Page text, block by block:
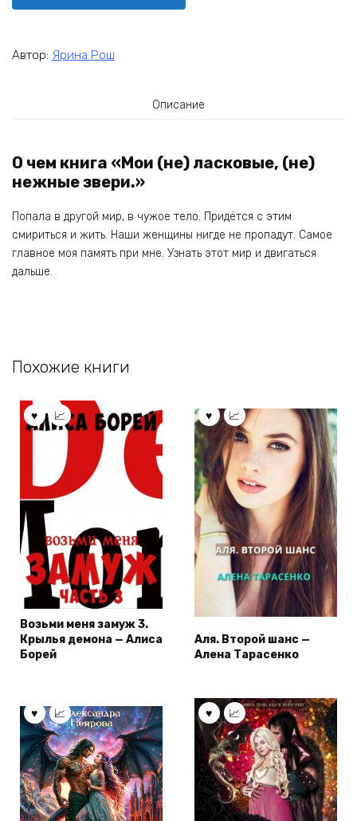
Автор: Ярина Рош
Описание
О чем книга «Мои (не) ласковые, (не)
нежные звери.»
Попала в другой мир, в чужое тело. Придётся с этим
смириться и жить. Наши женщины нигде не пропадут. Самое
главное моя память при мне. Узнать этот мир и двигаться
дальше.
Похожие книги
Возьми меня замуж 3.
Крылья демона — Алиса
Борей
Аля. Второй шанс —
Алена Тарасенко